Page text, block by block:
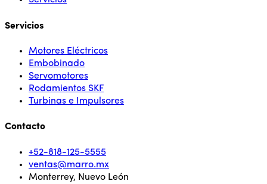
Servicios
Motores Eléctricos
Embobinado
Servomotores
Rodamientos SKF
Turbinas e Impulsores
Contacto
+52-818-125-5555
ventas@marro.mx
Monterrey, Nuevo León